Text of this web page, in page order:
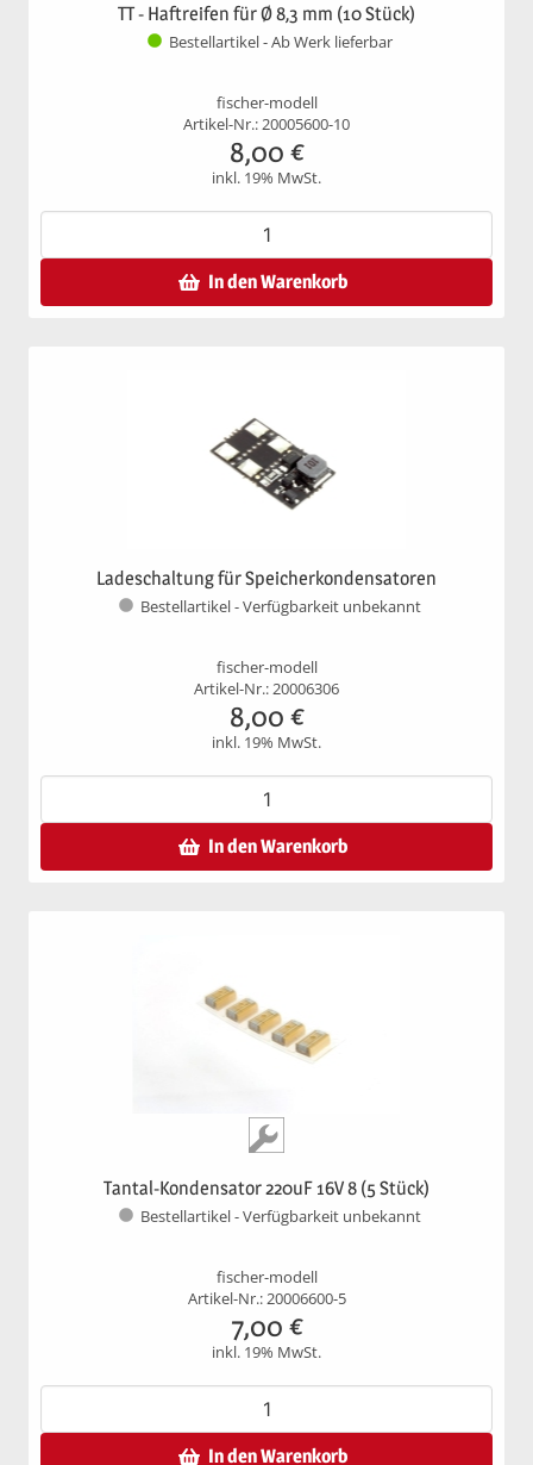
TT - Haftreifen für Ø 8,3 mm (10 Stück)
Bestellartikel - Ab Werk lieferbar
fischer-modell
Artikel-Nr.: 20005600-10
8,00 €
inkl. 19% MwSt.
In den Warenkorb
Ladeschaltung für Speicherkondensatoren
Bestellartikel - Verfügbarkeit unbekannt
fischer-modell
Artikel-Nr.: 20006306
8,00 €
inkl. 19% MwSt.
In den Warenkorb
Tantal-Kondensator 220uF 16V 8 (5 Stück)
Bestellartikel - Verfügbarkeit unbekannt
fischer-modell
Artikel-Nr.: 20006600-5
7,00 €
inkl. 19% MwSt.
In den Warenkorb